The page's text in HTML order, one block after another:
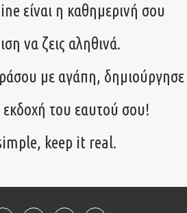
είναι η καθημερινή σου
να ζεις αληθινά.
με αγάπη, δημιούργησε
του εαυτού σου!
keep it real.